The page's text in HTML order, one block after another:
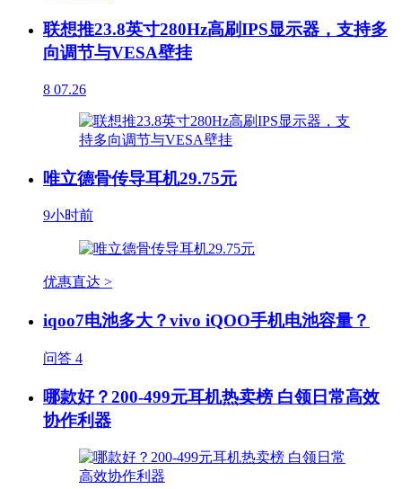
联想推23.8英寸280Hz高刷IPS显示器，支持多
向调节与VESA壁挂
8 07.26
唯立德骨传导耳机29.75元
9小时前
优惠直达 >
iqoo7电池多大？vivo iQOO手机电池容量？
问答 4
哪款好？200-499元耳机热卖榜 白领日常高效
协作利器